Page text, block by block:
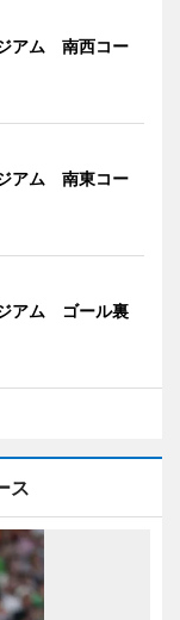
アム 南西コー
アム 南東コー
アム ゴール裏
ス